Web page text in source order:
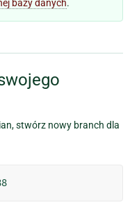
bazy danych.
stwórz nowy branch dla